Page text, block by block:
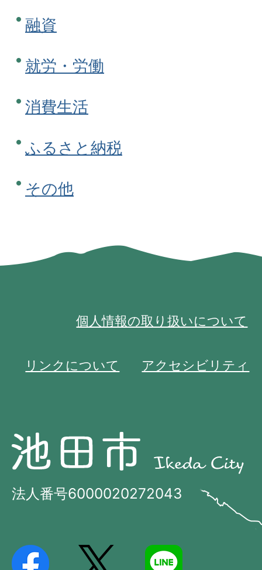
融資
就労・労働
消費生活
ふるさと納税
その他
個人情報の取り扱いについて
リンクについて アクセシビリティ
池
田
市
法人番号6000020272043
田
市
の